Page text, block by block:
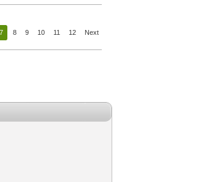
7 8 9 10 11 12 Next